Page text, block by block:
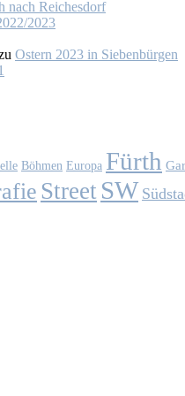
nach Rei­ches­dorf
2023
Os­tern 2023 in Sie­ben­bür­gen
Böhmen Europa Fürth
Street SW